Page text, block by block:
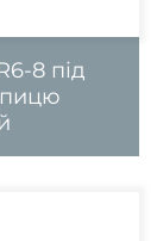
8 під